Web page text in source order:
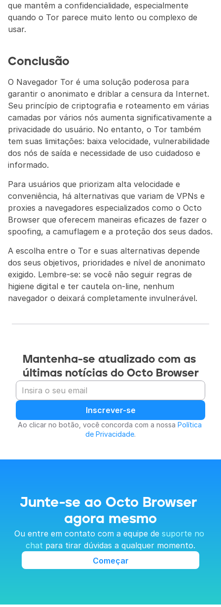
que mantêm a confidencialidade, especialmente
quando o Tor parece muito lento ou complexo de
usar.
Conclusão
O Navegador Tor é uma solução poderosa para
garantir o anonimato e driblar a censura da Internet.
Seu princípio de criptografia e roteamento em várias
camadas por vários nós aumenta significativamente a
privacidade do usuário. No entanto, o Tor também
tem suas limitações: baixa velocidade, vulnerabilidade
dos nós de saída e necessidade de uso cuidadoso e
informado.
Para usuários que priorizam alta velocidade e
conveniência, há alternativas que variam de VPNs e
proxies a navegadores especializados como o Octo
Browser que oferecem maneiras eficazes de fazer o
spoofing, a camuflagem e a proteção dos seus dados.
A escolha entre o Tor e suas alternativas depende
dos seus objetivos, prioridades e nível de anonimato
exigido. Lembre-se: se você não seguir regras de
higiene digital e ter cautela on-line, nenhum
navegador o deixará completamente invulnerável.
Mantenha-se atualizado com as
últimas notícias do Octo Browser
Inscrever-se
Ao clicar no botão, você concorda com a nossa Política
de Privacidade.
Junte-se ao Octo Browser
agora mesmo
Ou entre em contato com a equipe de suporte no
chat para tirar dúvidas a qualquer momento.
Começar